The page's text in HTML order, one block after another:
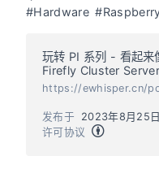
#Hardware
玩转 PI 系列 - 看起来
Firefly Cluster Server
https://ewhisper.cn/
发布于
2023年8月25日
许可协议